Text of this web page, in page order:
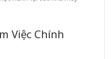
Việc Chính